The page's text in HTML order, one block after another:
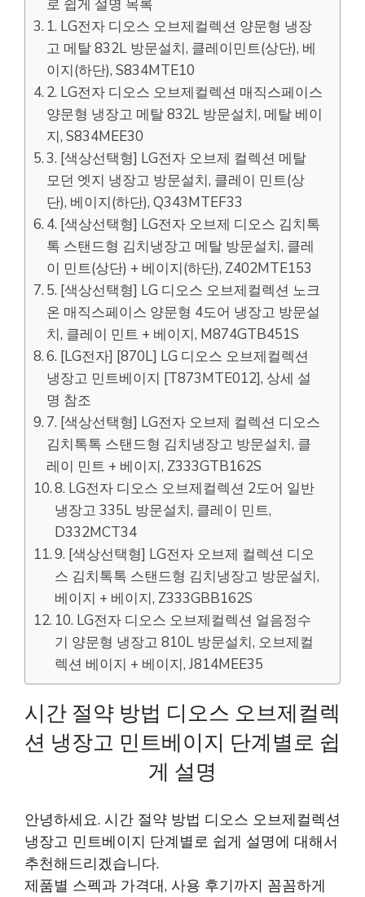
로 쉽게 설명 목록
1. LG전자 디오스 오브제컬렉션 양문형 냉장
고 메탈 832L 방문설치, 클레이민트(상단), 베
이지(하단), S834MTE10
2. LG전자 디오스 오브제컬렉션 매직스페이스
양문형 냉장고 메탈 832L 방문설치, 메탈 베이
지, S834MEE30
3. [색상선택형] LG전자 오브제 컬렉션 메탈
모던 엣지 냉장고 방문설치, 클레이 민트(상
단), 베이지(하단), Q343MTEF33
4. [색상선택형] LG전자 오브제 디오스 김치톡
톡 스탠드형 김치냉장고 메탈 방문설치, 클레
이 민트(상단) + 베이지(하단), Z402MTE153
5. [색상선택형] LG 디오스 오브제컬렉션 노크
온 매직스페이스 양문형 4도어 냉장고 방문설
치, 클레이 민트 + 베이지, M874GTB451S
6. [LG전자] [870L] LG 디오스 오브제컬렉션
냉장고 민트베이지 [T873MTE012], 상세 설
명 참조
7. [색상선택형] LG전자 오브제 컬렉션 디오스
김치톡톡 스탠드형 김치냉장고 방문설치, 클
레이 민트 + 베이지, Z333GTB162S
8. LG전자 디오스 오브제컬렉션 2도어 일반
냉장고 335L 방문설치, 클레이 민트,
D332MCT34
9. [색상선택형] LG전자 오브제 컬렉션 디오
스 김치톡톡 스탠드형 김치냉장고 방문설치,
베이지 + 베이지, Z333GBB162S
10. LG전자 디오스 오브제컬렉션 얼음정수
기 양문형 냉장고 810L 방문설치, 오브제컬
렉션 베이지 + 베이지, J814MEE35
시간 절약 방법 디오스 오브제컬렉
션 냉장고 민트베이지 단계별로 쉽
게 설명
안녕하세요. 시간 절약 방법 디오스 오브제컬렉션
냉장고 민트베이지 단계별로 쉽게 설명에 대해서
추천해드리겠습니다.
제품별 스펙과 가격대, 사용 후기까지 꼼꼼하게